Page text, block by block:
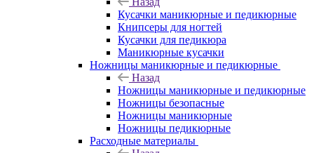
Кусачки маникюрные и педикюрные
Книпсеры для ногтей
Кусачки для педикюра
Маникюрные кусачки
Ножницы маникюрные и педикюрные
Назад
Ножницы маникюрные и педикюрные
Ножницы безопасные
Ножницы маникюрные
Ножницы педикюрные
Расходные материалы